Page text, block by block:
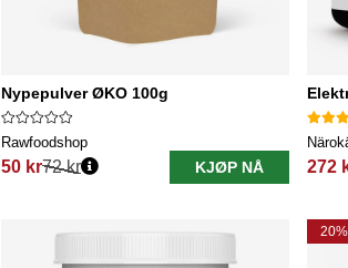
Nypepulver ØKO 100g
Rawfoodshop
50 kr
Vanlig pris:
72 kr KJØP NÅ 272
20%